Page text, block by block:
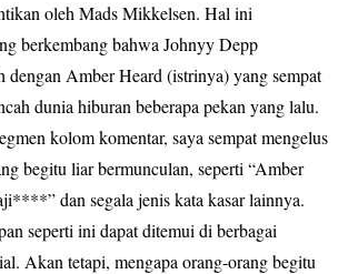
oleh Mads Mikkelsen. Hal ini
berkembang bahwa Johnyy Depp
dengan Amber Heard (istrinya) yang sempat
dunia hiburan beberapa pekan yang lalu.
kolom komentar, saya sempat mengelus
begitu liar bermunculan, seperti “Amber
dan segala jenis kata kasar lainnya.
seperti ini dapat ditemui di berbagai
Akan tetapi, mengapa orang-orang begitu